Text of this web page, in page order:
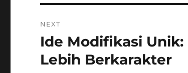
NEXT
Next
post:
Ide Modifikasi
Lebih Berkarakter